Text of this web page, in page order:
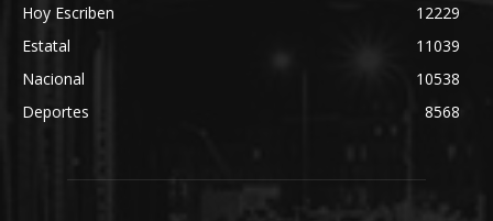
Hoy Escriben
12229
Estatal
11039
Nacional
10538
Deportes
8568